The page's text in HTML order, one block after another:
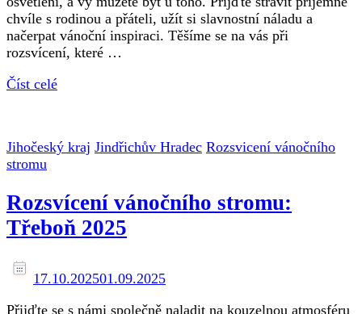
chvíle s rodinou a přáteli, užít si slavnostní náladu a
načerpat vánoční inspiraci. Těšíme se na vás při
rozsvícení, které …
Číst celé
Jihočeský kraj Jindřichův Hradec Rozsvicení vánočního
stromu
Rozsvícení vánočního stromu:
Třeboň 2025
17.10.202501.09.2025
Přijďte se s námi společně naladit na kouzelnou atmosféru